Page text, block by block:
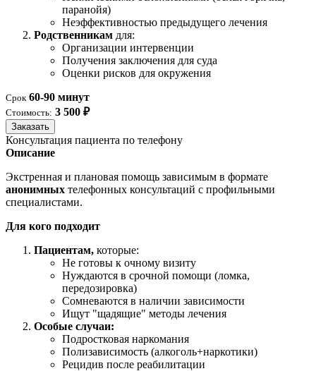
паранойя)
Неэффективностью предыдущего лечения
Родственникам для:
Организации интервенции
Получения заключения для суда
Оценки рисков для окружения
Срок 60-90 минут
Стоимость: 3 500 ₽
Заказать
Консультация пациента по телефону
Описание
Экстренная и плановая помощь зависимым в формате
анонимных телефонных консультаций с профильными
специалистами.
Для кого подходит
Пациентам, которые:
Не готовы к очному визиту
Нуждаются в срочной помощи (ломка,
передозировка)
Сомневаются в наличии зависимости
Ищут "щадящие" методы лечения
Особые случаи:
Подростковая наркомания
Полизависимость (алкоголь+наркотики)
Рецидив после реабилитации